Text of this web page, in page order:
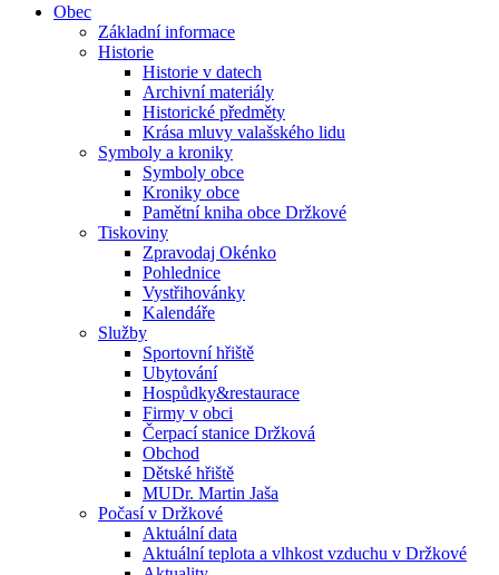
Obec
Základní informace
Historie
Historie v datech
Archivní materiály
Historické předměty
Krása mluvy valašského lidu
Symboly a kroniky
Symboly obce
Kroniky obce
Pamětní kniha obce Držkové
Tiskoviny
Zpravodaj Okénko
Pohlednice
Vystřihovánky
Kalendáře
Služby
Sportovní hřiště
Ubytování
Hospůdky&restaurace
Firmy v obci
Čerpací stanice Držková
Obchod
Dětské hřiště
MUDr. Martin Jaša
Počasí v Držkové
Aktuální data
Aktuální teplota a vlhkost vzduchu v Držkové